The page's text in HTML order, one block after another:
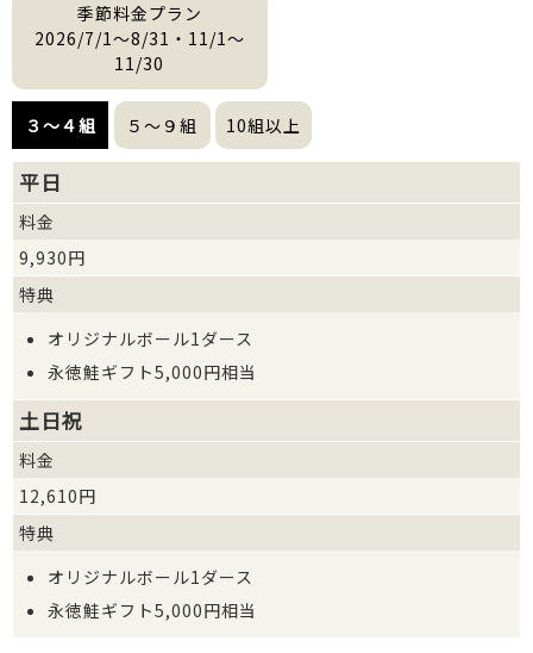
季節料金プラン
2026/7/1～8/31・11/1～
11/30
３～４組 ５～９組 10組以上
平日
料金
9,930円
特典
オリジナルボール1ダース
永徳鮭ギフト5,000円相当
土日祝
料金
12,610円
特典
オリジナルボール1ダース
永徳鮭ギフト5,000円相当